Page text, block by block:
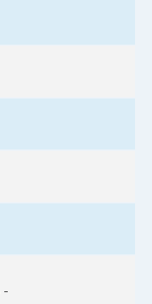
-